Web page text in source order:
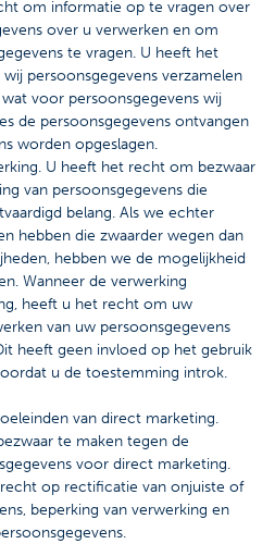
om informatie op te vragen over
over u verwerken en om
te vragen. U heeft het
persoonsgegevens verzamelen
voor persoonsgegevens wij
de persoonsgegevens ontvangen
worden opgeslagen.
U heeft het recht om bezwaar
van persoonsgegevens die
belang. Als we echter
hebben die zwaarder wegen dan
hebben we de mogelijkheid
Wanneer de verwerking
heeft u het recht om uw
van uw persoonsgegevens
heeft geen invloed op het gebruik
u de toestemming introk.
van direct marketing.
te maken tegen de
voor direct marketing.
op rectificatie van onjuiste of
beperking van verwerking en